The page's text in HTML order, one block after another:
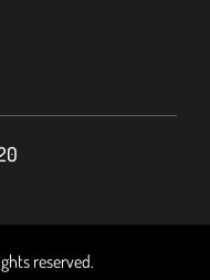
reserved.